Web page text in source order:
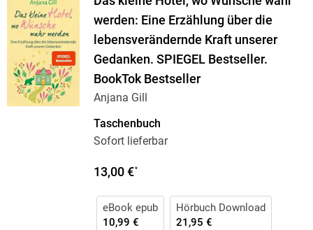
werden: Eine Erzählung über die
lebensverändernde Kraft unserer
Gedanken. SPIEGEL Bestseller.
BookTok Bestseller
Anjana Gill
Taschenbuch
Sofort lieferbar
13,00 €*
eBook epub
10,99 €
Hörbuch Download
21,95 €